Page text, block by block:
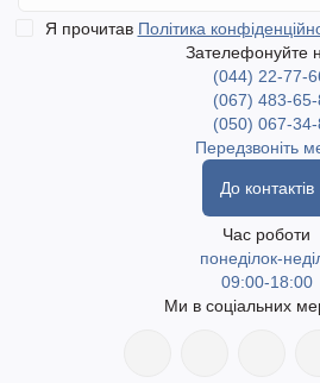
Я прочитав Політика
Зателефонуйте
(044) 22-77-
(067) 483-
(050) 067-
Передзвоніть
До контактів
Час роботи
понеділок-
09:00-18:00
Ми в соціальних